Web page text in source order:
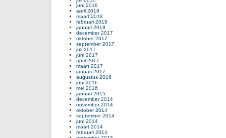
juni 2018
april 2018
maart 2018
februari 2018
januari 2018
december 2017
oktober 2017
september 2017
juli 2017
juni 2017
april 2017
maart 2017
januari 2017
augustus 2016
juni 2016
mei 2016
januari 2015
december 2014
november 2014
oktober 2014
september 2014
juni 2014
maart 2014
februari 2014